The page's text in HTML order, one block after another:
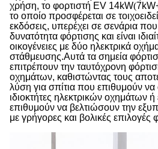
χρήση, το φορτιστή EV 14kW(
το οποίο προσφέρεται σε
εκδόσεις, υπερέχει σε σενάρια
δυνατότητα φόρτισης και είναι
οικογένειες με δύο ηλεκτρικά
στάθμευσης.Αυτά τα σημεία
επιτρέπουν την ταυτόχρονη
οχημάτων, καθιστώντας τους
λύση για σπίτια που επιθυμούν
ιδιοκτήτες ηλεκτρικών οχημάτων ή
επιθυμούν να βελτιώσουν την
με γρήγορες και βολικές επιλογές